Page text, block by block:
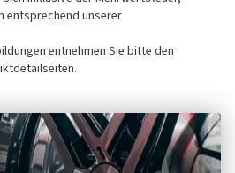
entsprechend unserer
entnehmen Sie bitte den